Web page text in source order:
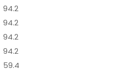
94.2
94.2
94.2
94.2
59.4